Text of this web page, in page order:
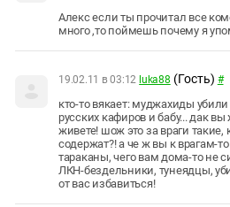
Алекс если ты прочитал все
много ,то поймешь почему я
19.02.11 в 03:12 luka88 (Гость) #
кто-то вякает: муджахиды убили
русских кафиров и бабу... дак вы
живете! шож это за враги такие,
содержат?! а че ж вы к врагам-
тараканы, чего вам дома-то не
ЛКН-бездельники, тунеядцы,
от вас избавиться!